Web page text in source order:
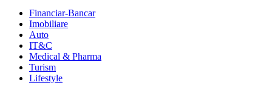
Financiar-Bancar
Imobiliare
Auto
IT&C
Medical & Pharma
Turism
Lifestyle